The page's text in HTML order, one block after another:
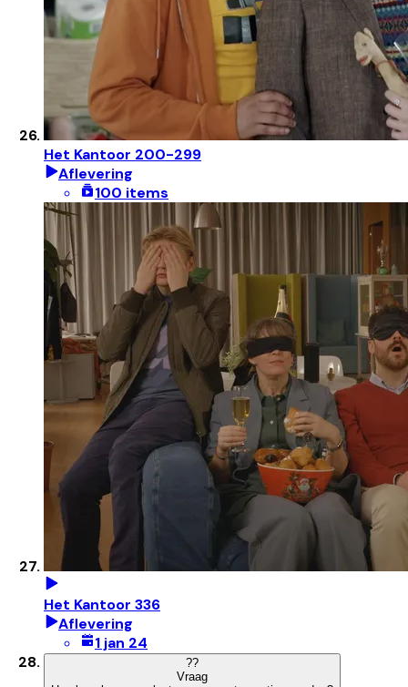
Het Kantoor 200-299
Aflevering
100 items
Het Kantoor 336
Aflevering
1 jan 24
??
Vraag